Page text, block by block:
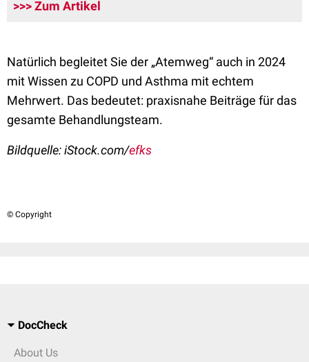
>>> Zum Artikel
Natürlich begleitet Sie der „Atemweg“ auch in 2024
mit Wissen zu COPD und Asthma mit echtem
Mehrwert. Das bedeutet: praxisnahe Beiträge für das
gesamte Behandlungsteam.
Bildquelle: iStock.com/efks
© Copyright
DocCheck
About Us